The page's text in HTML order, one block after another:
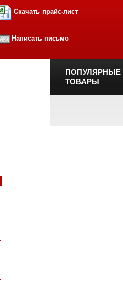
Скачать прайс-лист
Написать письмо
ПОПУЛЯРНЫЕ
ТОВАРЫ